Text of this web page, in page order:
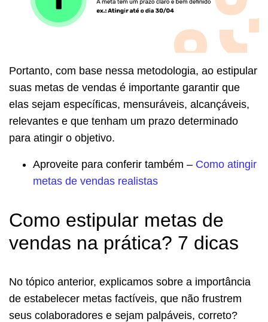
Portanto, com base nessa metodologia, ao estipular
suas metas de vendas é importante garantir que
elas sejam específicas, mensuráveis, alcançáveis,
relevantes e que tenham um prazo determinado
para atingir o objetivo.
Aproveite para conferir também – Como atingir
metas de vendas realistas
Como estipular metas de
vendas na prática? 7 dicas
No tópico anterior, explicamos sobre a importância
de estabelecer metas factíveis, que não frustrem
seus colaboradores e sejam palpáveis, correto?